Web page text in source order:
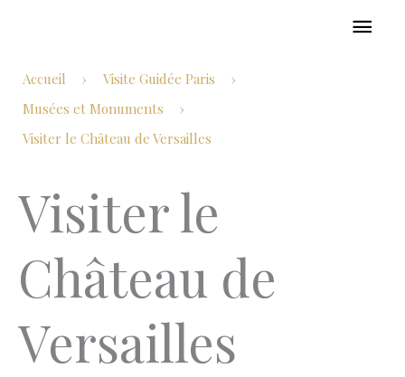
contenu
Accueil › Visite Guidée Paris ›
Musées et Monuments ›
Visiter le Château de Versailles
Visiter le
Château de
Versailles